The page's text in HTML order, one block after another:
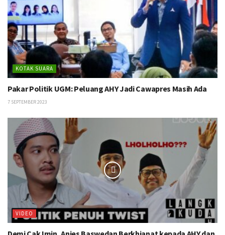
KOTAK SUARA
Pakar Politik UGM: Peluang AHY Jadi Cawapres Masih Ada
7 SEPTEMBER 2023
VIDEO